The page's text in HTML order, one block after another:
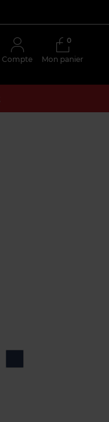
Compte Mon panier
0
Marine